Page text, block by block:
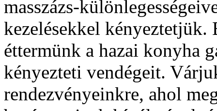
masszázs-
kezelésekkel kényeztetjük.
éttermünk a hazai konyha
kényezteti vendégeit.
rendezvényeinkre, ahol